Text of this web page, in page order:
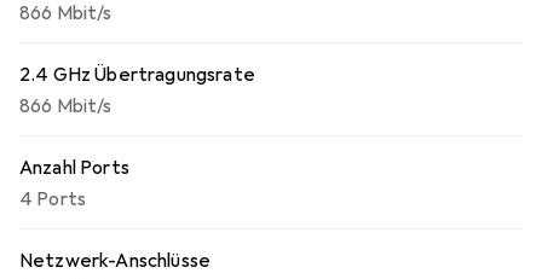
866 Mbit/s
2.4 GHz Übertragungsrate
866 Mbit/s
Anzahl Ports
4 Ports
Netzwerk-Anschlüsse